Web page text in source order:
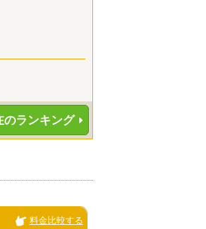
のランキング
料金比較する